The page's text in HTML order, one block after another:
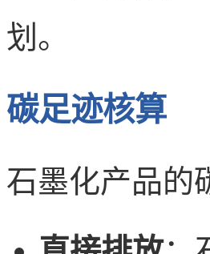
划。
碳足迹核算
石墨化产品的